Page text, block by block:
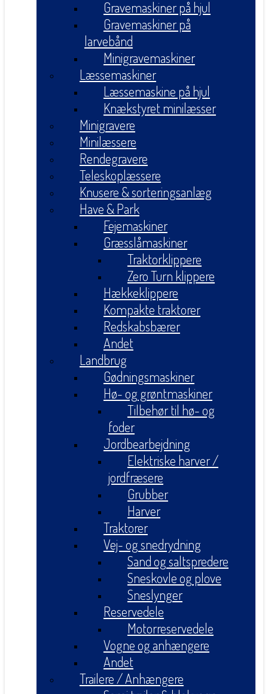
Gravemaskiner på hjul
Gravemaskiner på
larvebånd
Minigravemaskiner
Læssemaskiner
Læssemaskine på hjul
Knækstyret minilæsser
Minigravere
Minilæssere
Rendegravere
Teleskoplæssere
Knusere & sorteringsanlæg
Have & Park
Fejemaskiner
Græsslåmaskiner
Traktorklippere
Zero Turn klippere
Hækkeklippere
Kompakte traktorer
Redskabsbærer
Andet
Landbrug
Gødningsmaskiner
Hø- og grøntmaskiner
Tilbehør til hø- og
foder
Jordbearbejdning
Elektriske harver /
jordfræsere
Grubber
Harver
Traktorer
Vej- og snedrydning
Sand og saltspredere
Sneskovle og plove
Sneslynger
Reservedele
Motorreservedele
Vogne og anhængere
Andet
Trailere / Anhængere